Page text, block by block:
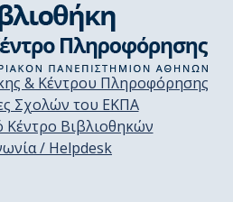
& Κέντρου Πληροφόρησης
Σχολών του ΕΚΠΑ
Κέντρο Βιβλιοθηκών
/ Helpdesk